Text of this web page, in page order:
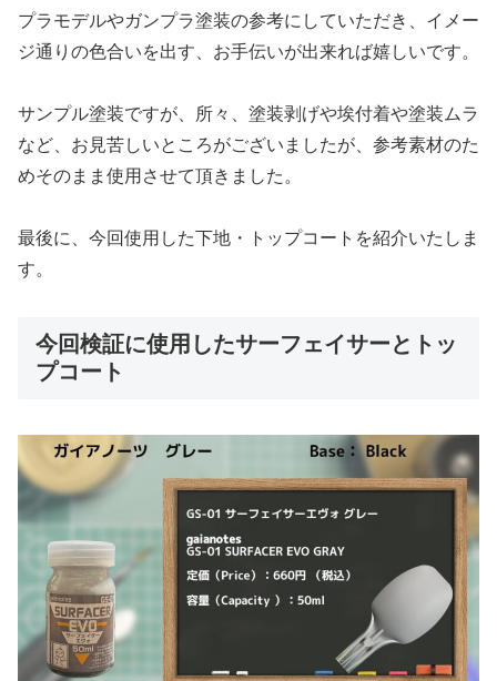
プラモデルやガンプラ塗装の参考にしていただき、イメー
ジ通りの色合いを出す、お手伝いが出来れば嬉しいです。
サンプル塗装ですが、所々、塗装剥げや埃付着や塗装ムラ
など、お見苦しいところがございましたが、参考素材のた
めそのまま使用させて頂きました。
最後に、今回使用した下地・トップコートを紹介いたしま
す。
今回検証に使用したサーフェイサーとトッ
プコート